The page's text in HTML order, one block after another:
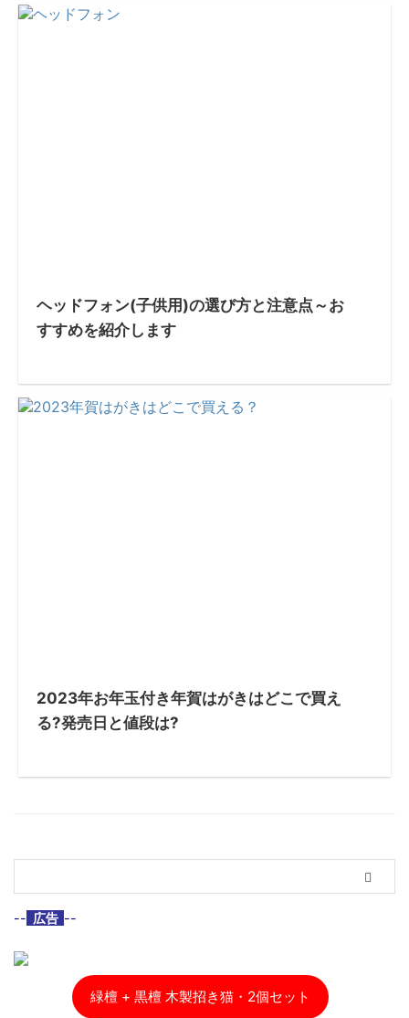
ヘッドフォン(子供用)の選び方と注意点～お
すすめを紹介します
2023年お年玉付き年賀はがきはどこで買え
る?発売日と値段は?
-- 広告 --
緑檀 + 黒檀 木製招き猫・2個セット